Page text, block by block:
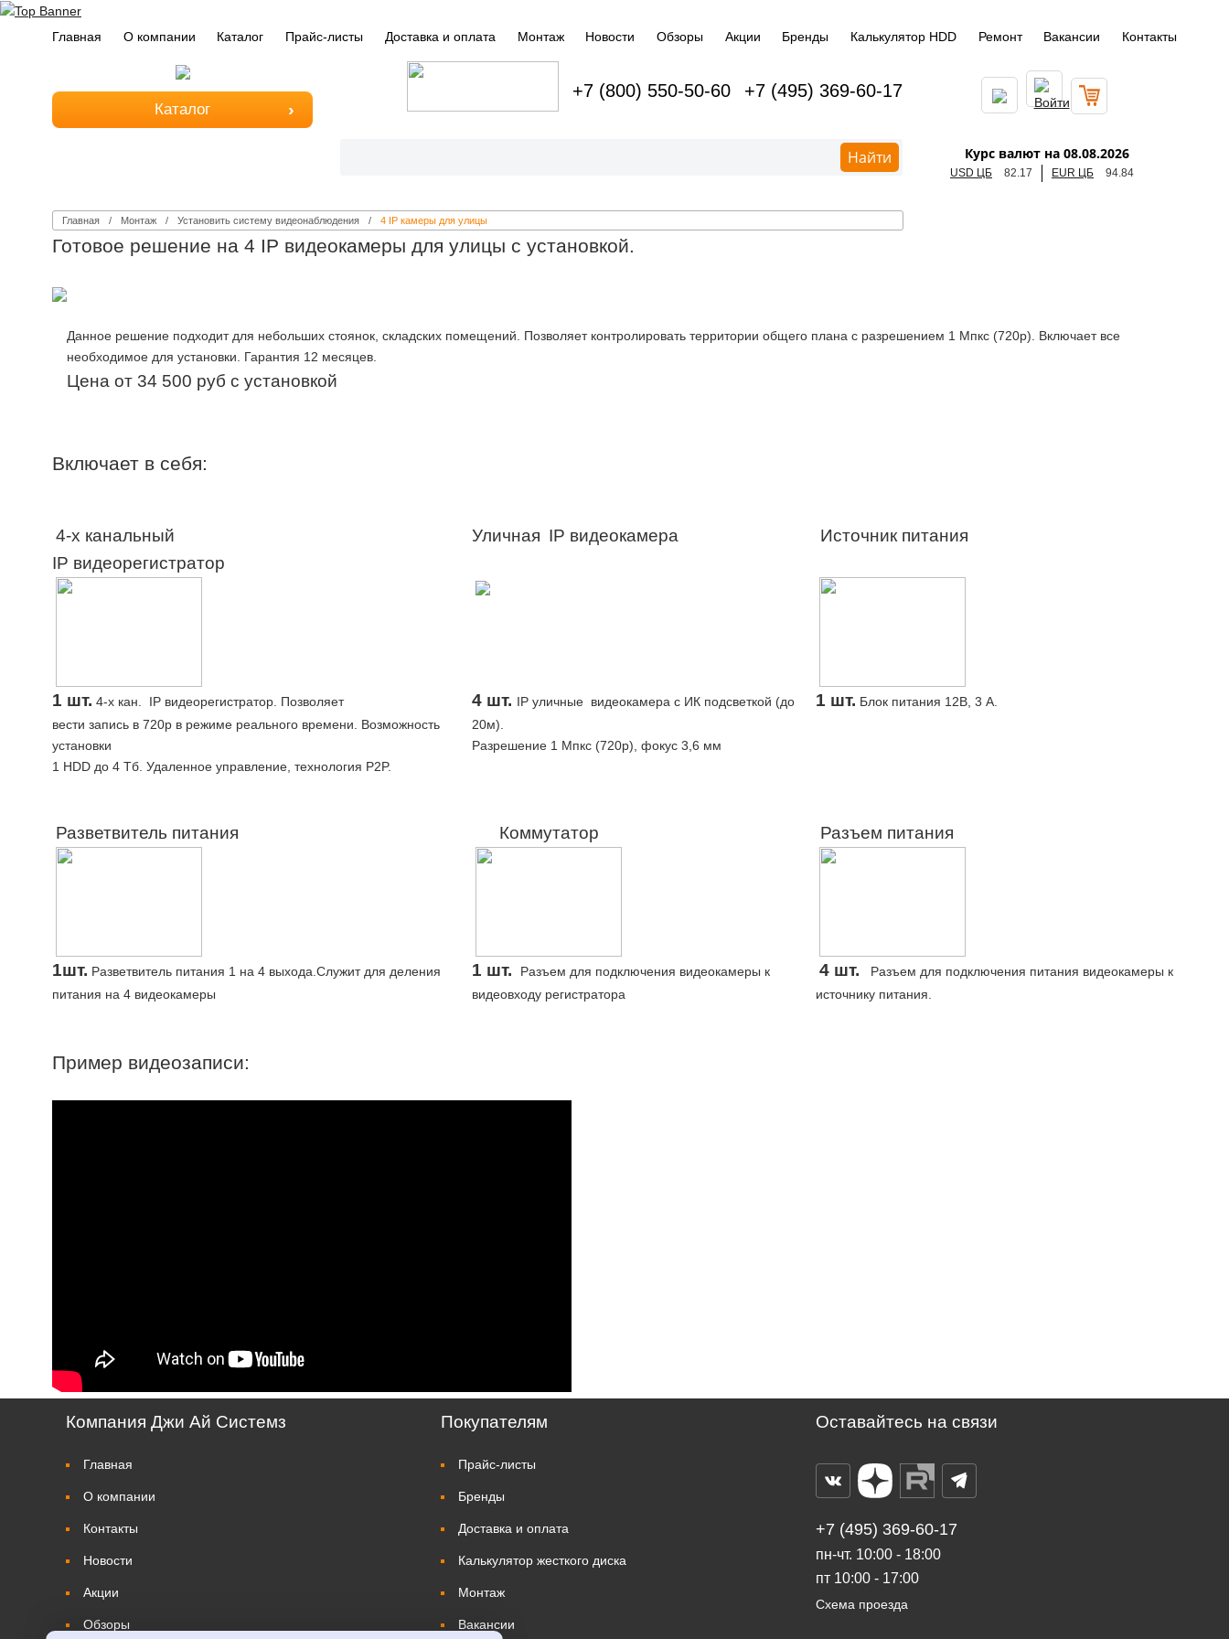
Главная О компании Каталог Прайс-листы Доставка и оплата Монтаж Новости Обзоры Акции Бренды Калькулятор HDD Ремонт Вакансии Контакты
Каталог
+7 (800) 550-50-60 +7 (495) 369-60-17
Найти Курс валют на 08.08.2026
USD ЦБ 82.17 EUR ЦБ 94.84
Главная Монтаж Установить систему видеонаблюдения 4 IP камеры для улицы
Готовое решение на 4 IP видеокамеры для улицы с установкой.
Данное решение подходит для небольших стоянок, складских помещений. Позволяет контролировать территории общего плана с разрешением 1 Мпкс (720p). Включает все
необходимое для установки. Гарантия 12 месяцев.
Цена от 34 500 руб с установкой
Включает в себя:
4-х канальный
IP видеорегистратор
Уличная IP видеокамера Источник питания
1 шт. 4-х кан. IP видеорегистратор. Позволяет
вести запись в 720p в режиме реального времени. Возможность
установки
1 HDD до 4 Тб. Удаленное управление, технология P2P.
4 шт. IP уличные видеокамера с ИК подсветкой (до
20м).
Разрешение 1 Мпкс (720p), фокус 3,6 мм
1 шт. Блок питания 12В, 3 А.
Разветвитель питания Коммутатор Разъем питания
1шт. Разветвитель питания 1 на 4 выхода.Служит для деления
питания на 4 видеокамеры
1 шт.
Разъем для подключения видеокамеры к
видеовходу регистратора
4 шт. Разъем для подключения питания видеокамеры к
источнику питания.
Пример видеозаписи:
Компания Джи Ай Системз
Главная
О компании
Контакты
Новости
Акции
Обзоры
Покупателям
Прайс-листы
Бренды
Доставка и оплата
Калькулятор жесткого диска
Монтаж
Вакансии
Оставайтесь на связи
+7 (495) 369-60-17
пн-чт. 10:00 - 18:00
пт 10:00 - 17:00
Схема проезда